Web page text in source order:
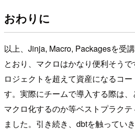
おわりに
以上、Jinja, Macro, Packagesを受
とおり、マクロはかなり便利そう
ロジェクトを超えて資産になるコ
す。実際にチームで導入する際は
マクロ化するのか等ベストプラク
ました。引き続き、dbtを触ってい